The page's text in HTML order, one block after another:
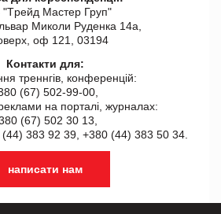
Мастер Груп"
Миколи Руденка 14а,
оф 121, 03194
Контакти для:
треннгів, конференцій:
(67) 502-99-00,
на порталі, журналах:
(67) 502 30 13,
(44) 383 92 39, +380 (44) 383 50 34.
написати нам